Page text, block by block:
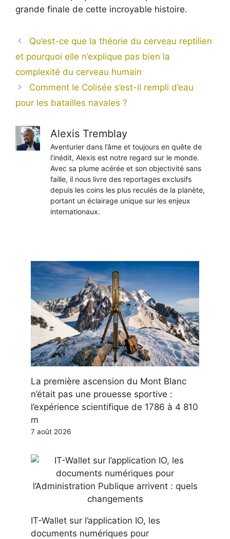
grande finale de cette incroyable histoire.
Qu’est-ce que la théorie du cerveau reptilien
et pourquoi elle n’explique pas bien la
complexité du cerveau humain
Comment le Colisée s’est-il rempli d’eau
pour les batailles navales ?
Alexis Tremblay
Aventurier dans l’âme et toujours en quête de
l’inédit, Alexis est notre regard sur le monde.
Avec sa plume acérée et son objectivité sans
faille, il nous livre des reportages exclusifs
depuis les coins les plus reculés de la planète,
portant un éclairage unique sur les enjeux
internationaux.
La première ascension du Mont Blanc
n’était pas une prouesse sportive :
l’expérience scientifique de 1786 à 4 810
m
7 août 2026
IT-Wallet sur l’application IO, les
documents numériques pour